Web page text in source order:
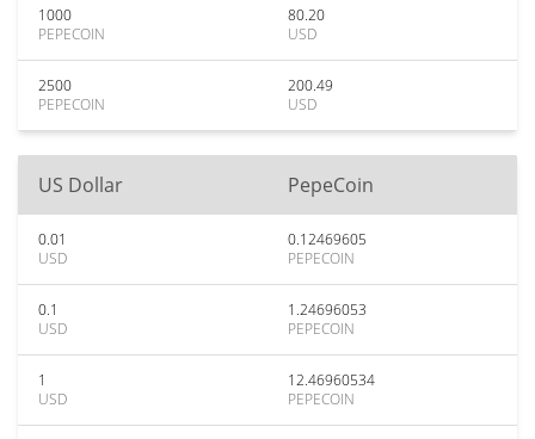
1000
PEPECOIN
80.20
USD
2500
PEPECOIN
200.49
USD
US Dollar PepeCoin
0.01
USD
0.12469605
PEPECOIN
0.1
USD
1.24696053
PEPECOIN
1
USD
12.46960534
PEPECOIN